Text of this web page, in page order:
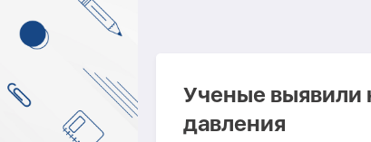
Ученые выявили
давления